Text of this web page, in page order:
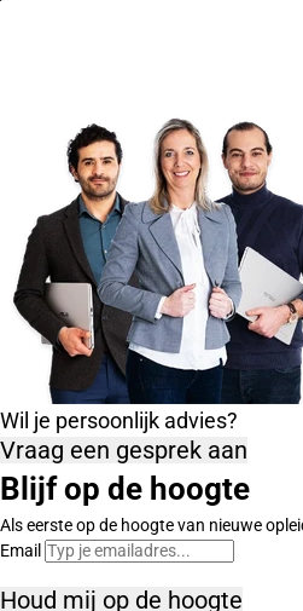
Wil je persoonlijk advies?
Vraag een gesprek aan
Blijf op de hoogte
Als eerste op de hoogte van nieuwe
Email
Houd mij op de hoogte